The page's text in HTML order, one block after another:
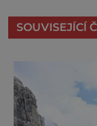
SOUVISEJÍCÍ